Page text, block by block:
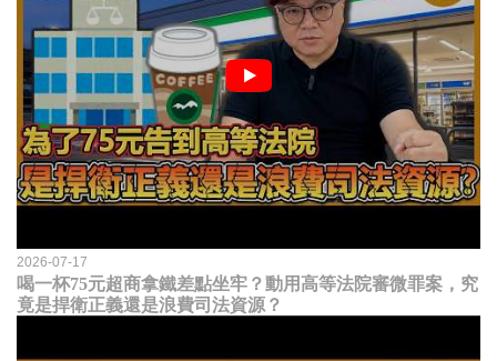
2026-07-17
喝一杯75元超商拿鐵差點坐牢？動用高等法院審微罪案，究
竟是捍衛正義還是浪費司法資源？